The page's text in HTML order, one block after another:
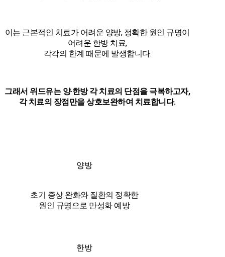
이는 근본적인 치료가 어려운 양방, 정확한 원인 규명이
어려운 한방 치료,
각각의 한계 때문에 발생합니다.
그래서 위드유는 양·한방 각 치료의 단점을 극복하고자,
각 치료의 장점만을 상호보완하여 치료합니다.
양방
초기 증상 완화와 질환의 정확한
원인 규명으로 만성화 예방
한방